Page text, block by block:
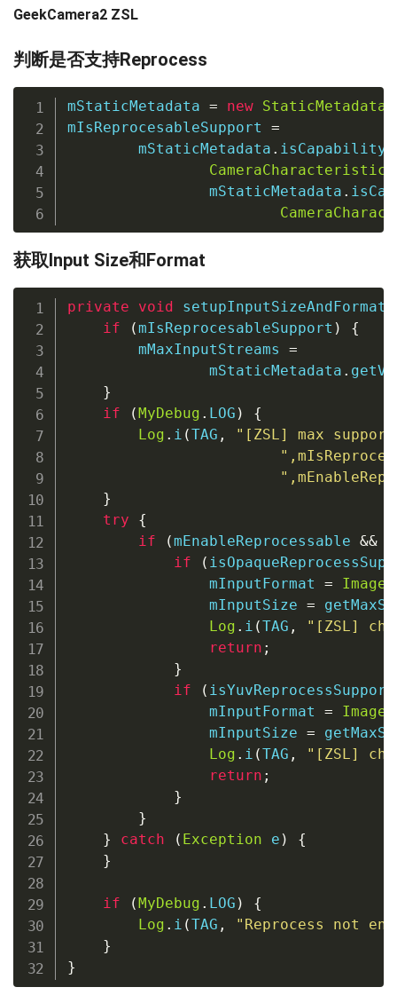
GeekCamera2 ZSL
判断是否支持Reprocess
mStaticMetadata = new StaticMetadata
mIsReprocesableSupport =
        mStaticMetadata
.
CameraCharacteristics
                mStaticMetadata
.
获取Input Size和Format
private void setupInputSizeAndFormat
if
(mIsReprocesableSupport )
{
        mMaxInputStreams
=
                mStaticMetadata
.
}
if
( MyDebug . LOG )
{
Log . i (TAG ,
"[ZSL] max
}
try
{
if
(mEnableReprocessable &&
if
(
                mInputFormat
=
                mInputSize
=
Log . i (TAG ,
"[ZSL]
return ;
}
if
(
                mInputFormat
=
                mInputSize
=
Log . i (TAG ,
"[ZSL]
return ;
}
}
}
catch ( Exception e )
{
}
if ( MyDebug . LOG )
{
Log . i (TAG ,
"Reprocess not
}
}